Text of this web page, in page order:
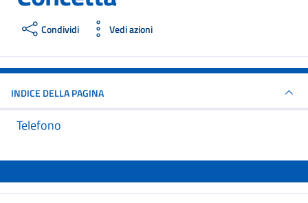
Condividi Vedi azioni
INDICE DELLA PAGINA
Telefono